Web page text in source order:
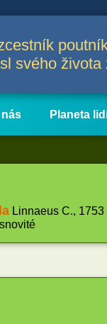
svého
Planeta
Linnaeus C.,